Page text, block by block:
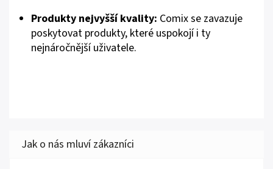
Produkty nejvyšší kvality: Comix se zavazuje
poskytovat produkty, které uspokojí i ty
nejnáročnější uživatele.